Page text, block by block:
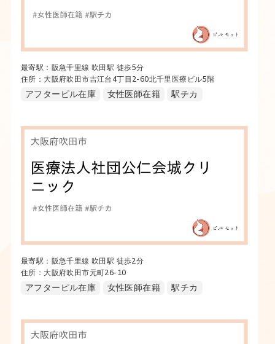
最寄駅：阪急千里線 吹田駅 徒歩5分
住所：大阪府吹田市吉江台4丁目2-60北千里医療ビル5階
アフターピル在庫 女性医師在籍 駅チカ
最寄駅：阪急千里線 吹田駅 徒歩2分
住所：大阪府吹田市元町26-10
アフターピル在庫 女性医師在籍 駅チカ